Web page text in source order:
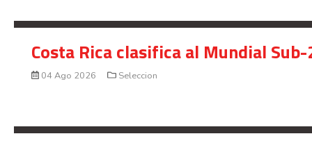
Costa Rica clasifica al Mundial
04 Ago 2026 Seleccion